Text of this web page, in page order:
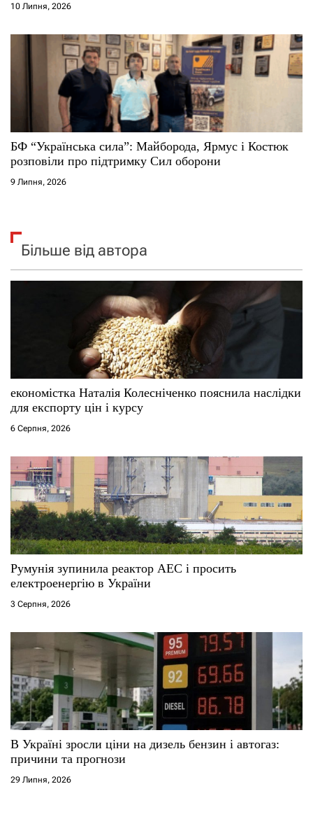
10 Липня, 2026
БФ “Українська сила”: Майборода, Ярмус і Костюк
розповіли про підтримку Сил оборони
9 Липня, 2026
Більше від автора
економістка Наталія Колесніченко пояснила наслідки
для експорту цін і курсу
6 Серпня, 2026
Румунія зупинила реактор АЕС і просить
електроенергію в України
3 Серпня, 2026
В Україні зросли ціни на дизель бензин і автогаз:
причини та прогнози
29 Липня, 2026